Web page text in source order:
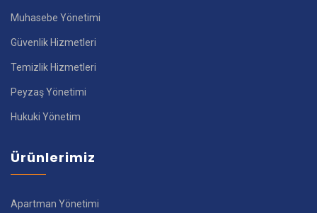
Muhasebe Yönetimi
Güvenlik Hizmetleri
Temizlik Hizmetleri
Peyzaş Yönetimi
Hukuki Yönetim
Ürünlerimiz
Apartman Yönetimi